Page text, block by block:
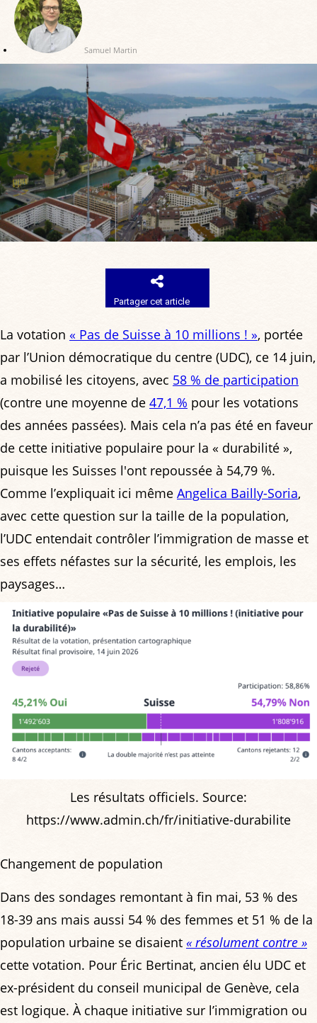
Samuel Martin
Partager cet article
La votation « Pas de Suisse à 10 millions ! », portée
par l’Union démocratique du centre (UDC), ce 14 juin,
a mobilisé les citoyens, avec 58 % de participation
(contre une moyenne de 47,1 % pour les votations
des années passées). Mais cela n’a pas été en faveur
de cette initiative populaire pour la « durabilité »,
puisque les Suisses l'ont repoussée à 54,79 %.
Comme l’expliquait ici même Angelica Bailly-Soria,
avec cette question sur la taille de la population,
l’UDC entendait contrôler l’immigration de masse et
ses effets néfastes sur la sécurité, les emplois, les
paysages…
Les résultats officiels. Source:
https://www.admin.ch/fr/initiative-durabilite
Changement de population
Dans des sondages remontant à fin mai, 53 % des
18-39 ans mais aussi 54 % des femmes et 51 % de la
population urbaine se disaient « résolument contre »
cette votation. Pour Éric Bertinat, ancien élu UDC et
ex-président du conseil municipal de Genève, cela
est logique. À chaque initiative sur l’immigration ou